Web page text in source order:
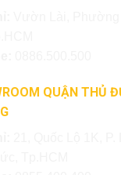
QUẬN THỦ